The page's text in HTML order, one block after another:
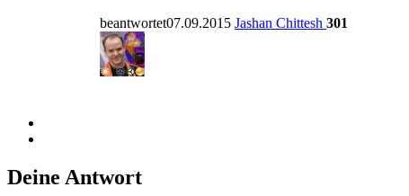
beantwortet07.09.2015 Jashan Chittesh 301
Deine Antwort